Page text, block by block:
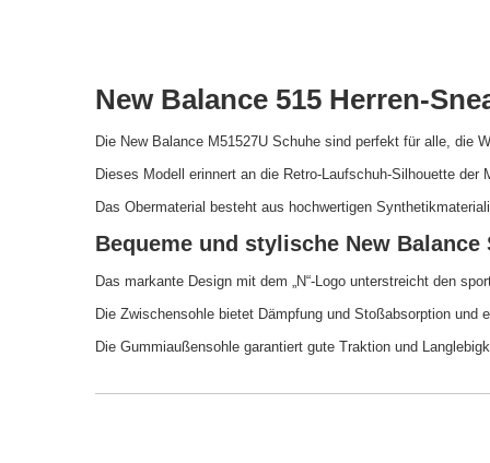
New Balance 515 Herren-
Die New Balance M51527U Schuhe sind perfekt für alle, die
Dieses Modell erinnert an die Retro-Laufschuh-Silhouette
Das Obermaterial besteht aus hochwertigen
Bequeme und stylische New Balance
Das markante Design mit dem „N“-Logo unterstreicht den
Die Zwischensohle bietet Dämpfung und Stoßabsorption
Die Gummiaußensohle garantiert gute Traktion und